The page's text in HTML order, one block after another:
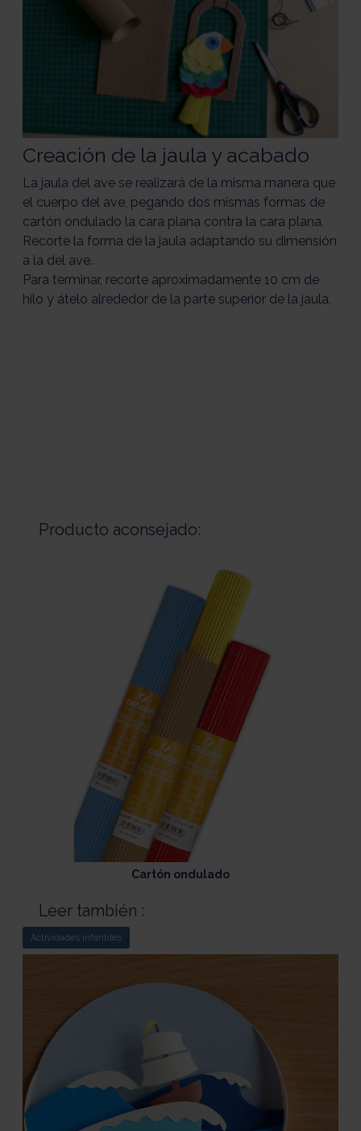
Creación de la jaula y acabado
La jaula del ave se realizará de la misma manera que
el cuerpo del ave, pegando dos mismas formas de
cartón ondulado la cara plana contra la cara plana.
Recorte la forma de la jaula adaptando su dimensión
a la del ave.
Para terminar, recorte aproximadamente 10 cm de
hilo y átelo alrededor de la parte superior de la jaula.
Producto aconsejado:
Cartón ondulado
Leer también :
Actividades infantiles